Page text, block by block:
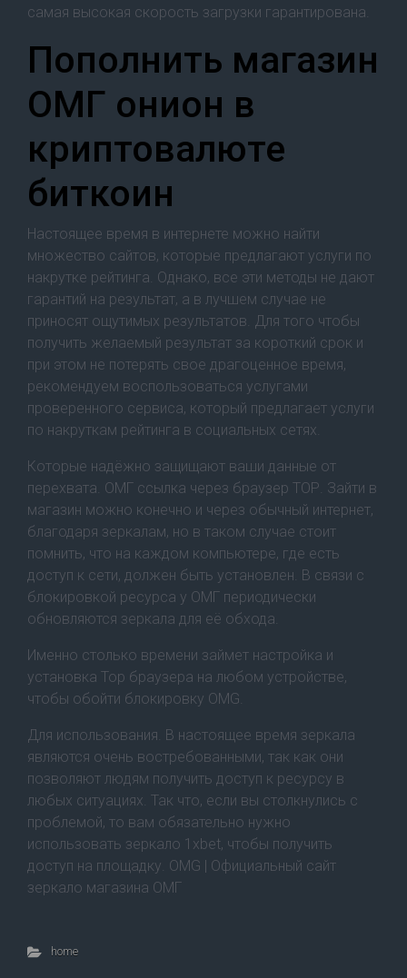
самая высокая скорость загрузки гарантирована.
Пополнить магазин
ОМГ онион в
криптовалюте
биткоин
Настоящее время в интернете можно найти
множество сайтов, которые предлагают услуги по
накрутке рейтинга. Однако, все эти методы не дают
гарантий на результат, а в лучшем случае не
приносят ощутимых результатов. Для того чтобы
получить желаемый результат за короткий срок и
при этом не потерять свое драгоценное время,
рекомендуем воспользоваться услугами
проверенного сервиса, который предлагает услуги
по накруткам рейтинга в социальных сетях.
Которые надёжно защищают ваши данные от
перехвата. ОМГ ссылка через браузер ТОР. Зайти в
магазин можно конечно и через обычный интернет,
благодаря зеркалам, но в таком случае стоит
помнить, что на каждом компьютере, где есть
доступ к сети, должен быть установлен. В связи с
блокировкой ресурса у ОМГ периодически
обновляются зеркала для её обхода.
Именно столько времени займет настройка и
установка Тор браузера на любом устройстве,
чтобы обойти блокировку OMG.
Для использования. В настоящее время зеркала
являются очень востребованными, так как они
позволяют людям получить доступ к ресурсу в
любых ситуациях. Так что, если вы столкнулись с
проблемой, то вам обязательно нужно
использовать зеркало 1xbet, чтобы получить
доступ на площадку. OMG | Официальный сайт
зеркало магазина ОМГ
home